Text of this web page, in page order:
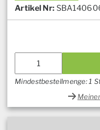
Artikel Nr:
Mindestbestellmenge: 1